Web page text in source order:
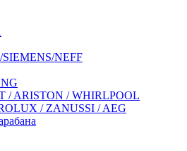
NEFF
/ ARISTON / WHIRLPOOL
/ ZANUSSI / AEG